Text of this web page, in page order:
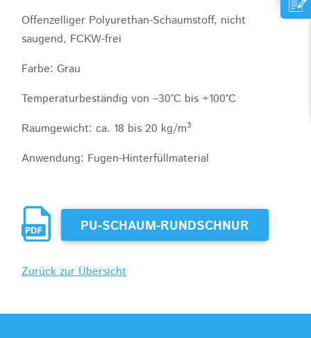
Offenzelliger Polyurethan-Schaumstoff, nicht
saugend, FCKW-frei
Farbe: Grau
Temperaturbeständig von –30°C bis +100°C
Raumgewicht: ca. 18 bis 20 kg/m3
Anwendung: Fugen-Hinterfüllmaterial
PU-SCHAUM-RUNDSCHNUR
Zurück zur Übersicht